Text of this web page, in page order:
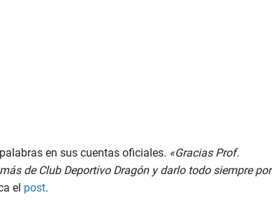
en sus cuentas oficiales. «Gracias Prof.
de Club Deportivo Dragón y darlo todo siempre por
el post.